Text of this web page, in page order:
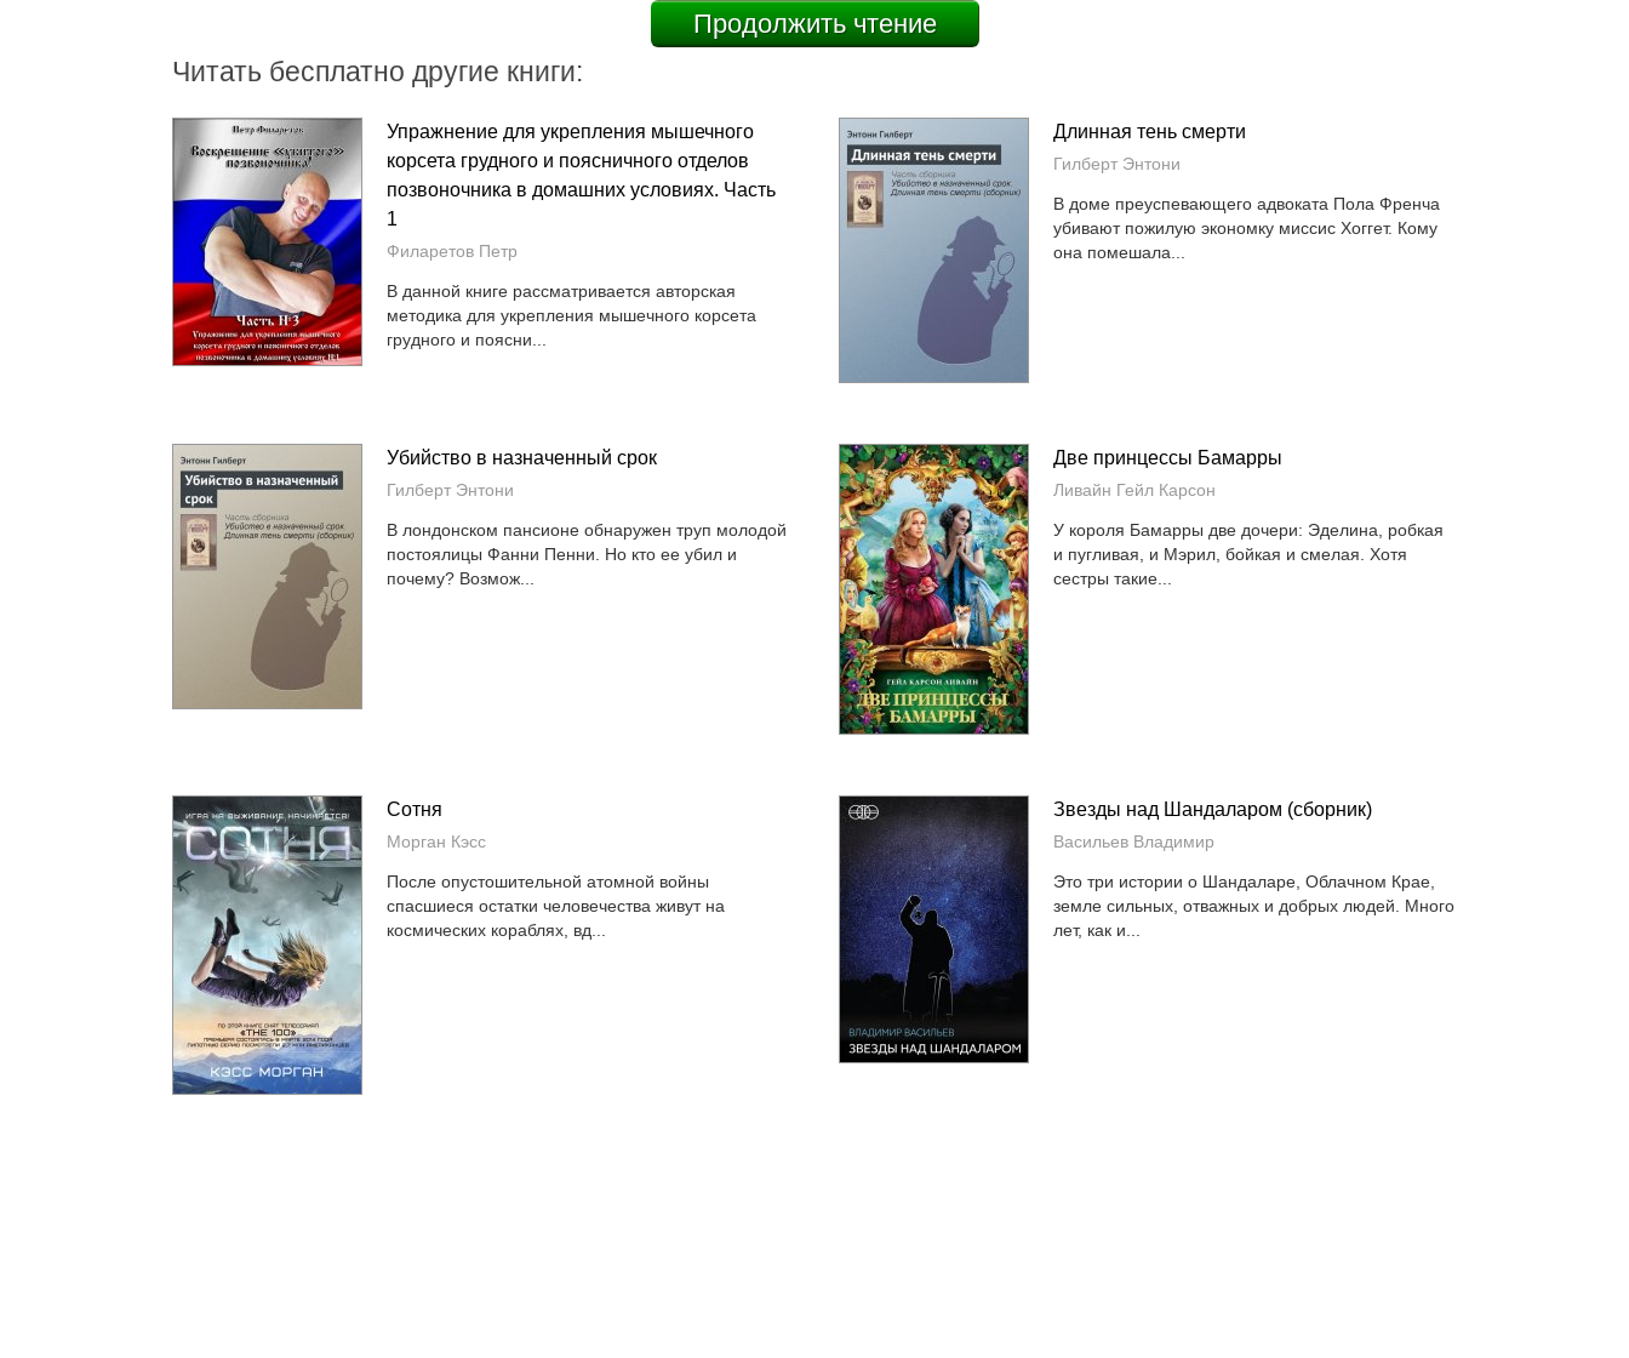
Продолжить чтение
Читать бесплатно другие книги:
Упражнение для укрепления мышечного
корсета грудного и поясничного отделов
позвоночника в домашних условиях. Часть
1
Филаретов Петр
В данной книге рассматривается авторская
методика для укрепления мышечного корсета
грудного и поясни...
Длинная тень смерти
Гилберт Энтони
В доме преуспевающего адвоката Пола Френча
убивают пожилую экономку миссис Хоггет. Кому
она помешала...
Убийство в назначенный срок
Гилберт Энтони
В лондонском пансионе обнаружен труп молодой
постоялицы Фанни Пенни. Но кто ее убил и
почему? Возмож...
Две принцессы Бамарры
Ливайн Гейл Карсон
У короля Бамарры две дочери: Эделина, робкая
и пугливая, и Мэрил, бойкая и смелая. Хотя
сестры такие...
Сотня
Морган Кэсс
После опустошительной атомной войны
спасшиеся остатки человечества живут на
космических кораблях, вд...
Звезды над Шандаларом (сборник)
Васильев Владимир
Это три истории о Шандаларе, Облачном Крае,
земле сильных, отважных и добрых людей. Много
лет, как и...